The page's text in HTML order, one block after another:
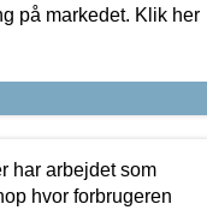
på markedet. Klik her
har arbejdet som
hvor forbrugeren